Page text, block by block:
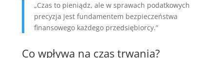
„Czas to pieniądz, ale w sprawach podatkowych
precyzja jest fundamentem bezpieczeństwa
finansowego każdego przedsiębiorcy.”
Co wpływa na czas trwania?